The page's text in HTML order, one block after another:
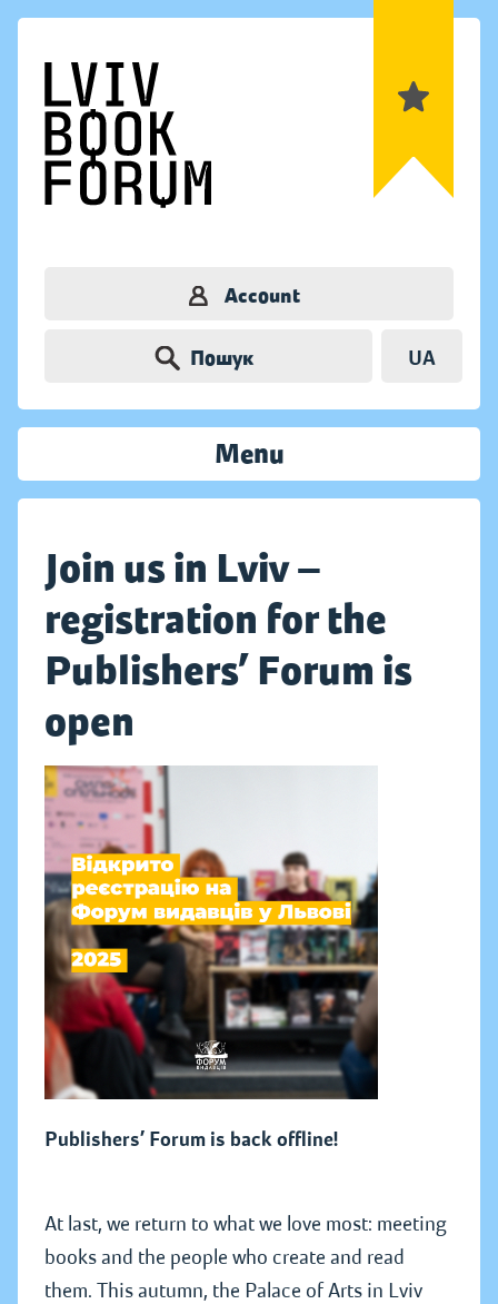
Account
Пошук UA
Menu
Join us in Lviv —
registration for the
Publishers’ Forum is
open
Publishers’ Forum is back offline!
At last, we return to what we love most: meeting
books and the people who create and read
them. This autumn, the Palace of Arts in Lviv